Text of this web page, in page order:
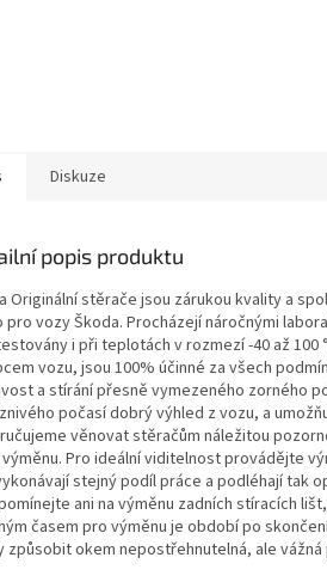
Diskuze
popis produktu
Originální stěrače jsou zárukou kvality a
pro vozy Škoda. Procházejí náročnými
i při teplotách v rozmezí -40 až 100
vozu, jsou 100% účinné za všech
a stírání přesně vymezeného zorného
počasí dobrý výhled z vozu, a
věnovat stěračům náležitou
Pro ideální viditelnost provádějte
stejný podíl práce a podléhají tak
ani na výměnu zadních stíracích
časem pro výměnu je období po
způsobit okem nepostřehnutelná, ale